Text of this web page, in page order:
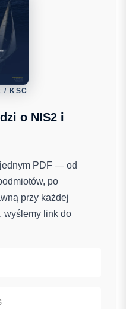
/ KSC
o NIS2 i
PDF — od
po
przy każdej
wyślemy link do